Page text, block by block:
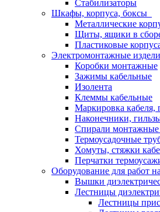
Стабилизаторы
Шкафы, корпуса, боксы
Металлические
Щиты, ящики в
Пластиковые
Электромонтажные
Коробки монтажные
Зажимы кабельные
Изолента
Клеммы кабельные
Маркировка кабеля,
Наконечники,
Спирали
Термоусадочные
Хомуты, стяжки
Перчатки
Оборудование для работ
Вышки
Лестницы
Лестницы